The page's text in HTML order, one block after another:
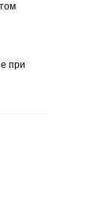
при